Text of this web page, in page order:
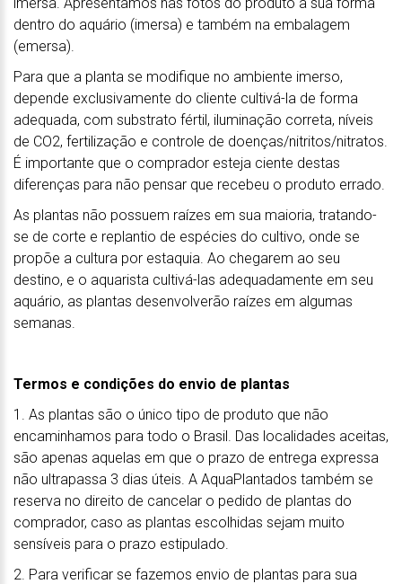
dentro do aquário (imersa) e também na embalagem
(emersa).
Para que a planta se modifique no ambiente imerso,
depende exclusivamente do cliente cultivá-la de forma
adequada, com substrato fértil, iluminação correta, níveis
de CO2, fertilização e controle de doenças/nitritos/nitratos.
É importante que o comprador esteja ciente destas
diferenças para não pensar que recebeu o produto errado.
As plantas não possuem raízes em sua maioria, tratando-
se de corte e replantio de espécies do cultivo, onde se
propõe a cultura por estaquia. Ao chegarem ao seu
destino, e o aquarista cultivá-las adequadamente em seu
aquário, as plantas desenvolverão raízes em algumas
semanas.
Termos e condições do envio de plantas
1. As plantas são o único tipo de produto que não
encaminhamos para todo o Brasil. Das localidades aceitas,
são apenas aquelas em que o prazo de entrega expressa
não ultrapassa 3 dias úteis. A AquaPlantados também se
reserva no direito de cancelar o pedido de plantas do
comprador, caso as plantas escolhidas sejam muito
sensíveis para o prazo estipulado.
2. Para verificar se fazemos envio de plantas para sua